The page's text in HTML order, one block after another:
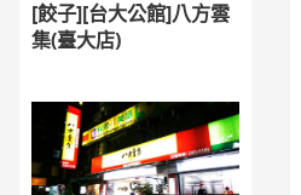
[餃子][台大公館]八方雲
集(臺大店)